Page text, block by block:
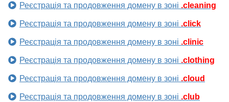
Реєстрація та продовження домену в зоні .cleaning
Реєстрація та продовження домену в зоні .click
Реєстрація та продовження домену в зоні .clinic
Реєстрація та продовження домену в зоні .clothing
Реєстрація та продовження домену в зоні .cloud
Реєстрація та продовження домену в зоні .club